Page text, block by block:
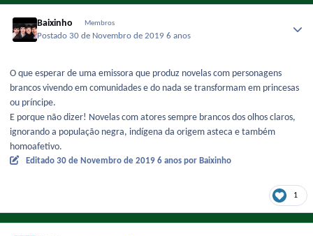
Baixinho Membros
Postado 30 de Novembro de 20196 anos
O que esperar de uma emissora que produz novelas com personagens
brancos vivendo em comunidades e do nada se transformam em princesas
ou príncipe.
E porque não dizer! Novelas com atores sempre brancos dos olhos claros,
ignorando a população negra, indígena da origem asteca e também
homoafetivo.
Editado 30 de Novembro de 2019 6 anos por Baixinho
1